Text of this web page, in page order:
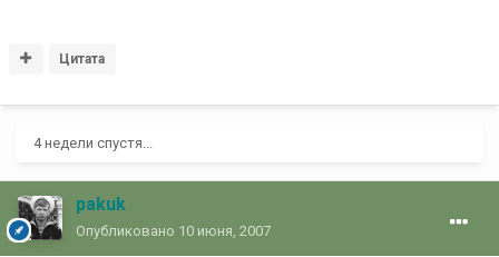
Цитата
4 недели спустя...
pakuk
Опубликовано 10 июня, 2007